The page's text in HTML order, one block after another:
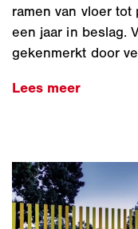
ramen van vloer tot
een jaar in beslag.
gekenmerkt door
Lees meer